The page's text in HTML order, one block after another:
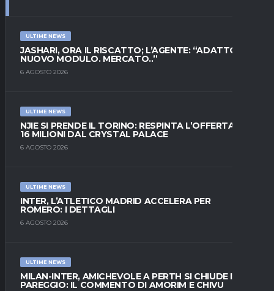
ULTIME NEWS
JASHARI, ORA IL RISCATTO; L’AGENTE: “ADATTO AL
NUOVO MODULO. MERCATO..”
6 AGOSTO 2026
ULTIME NEWS
NJIE SI PRENDE IL TORINO: RESPINTA L’OFFERTA DI
16 MILIONI DAL CRYSTAL PALACE
6 AGOSTO 2026
ULTIME NEWS
INTER, L’ATLETICO MADRID ACCELERA PER
ROMERO: I DETTAGLI
6 AGOSTO 2026
ULTIME NEWS
MILAN-INTER, AMICHEVOLE A PERTH SI CHIUDE IN
PAREGGIO: IL COMMENTO DI AMORIM E CHIVU